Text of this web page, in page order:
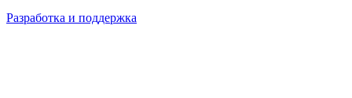
Разработка и поддержка